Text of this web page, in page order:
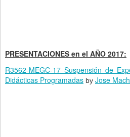
PRESENTACIONES en el AÑO 2017:
R3562-MEGC-17 Suspensión de
Didácticas Programadas by Jose